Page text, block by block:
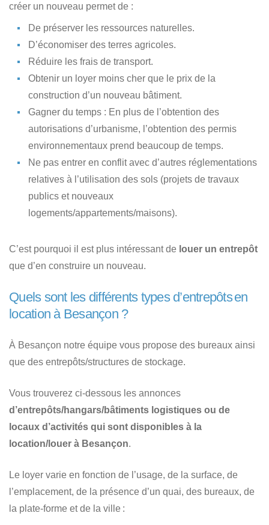
créer un nouveau permet de :
De préserver les ressources naturelles.
D’économiser des terres agricoles.
Réduire les frais de transport.
Obtenir un loyer moins cher que le prix de la
construction d’un nouveau bâtiment.
Gagner du temps : En plus de l’obtention des
autorisations d’urbanisme, l’obtention des permis
environnementaux prend beaucoup de temps.
Ne pas entrer en conflit avec d’autres réglementations
relatives à l’utilisation des sols (projets de travaux
publics et nouveaux
logements/appartements/maisons).
C’est pourquoi il est plus intéressant de louer un entrepôt
que d’en construire un nouveau.
Quels sont les différents types d’entrepôts en
location à Besançon ?
À Besançon notre équipe vous propose des bureaux ainsi
que des entrepôts/structures de stockage.
Vous trouverez ci-dessous les annonces
d’entrepôts/hangars/bâtiments logistiques ou de
locaux d’activités qui sont disponibles à la
location/louer à Besançon.
Le loyer varie en fonction de l’usage, de la surface, de
l’emplacement, de la présence d’un quai, des bureaux, de
la plate-forme et de la ville :